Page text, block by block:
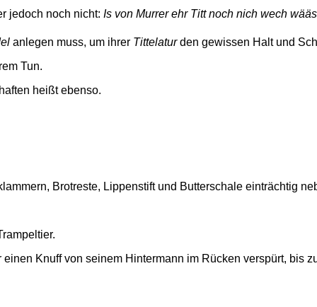
jedoch noch nicht: Is von Murrer ehr Titt noch nich wech
anlegen muss, um ihrer Tittelaturden gewissen Halt und
Tun.
heißt ebenso.
Brotreste, Lippenstift und Butterschale einträchtig
Knuff von seinem Hintermann im Rücken verspürt, bis